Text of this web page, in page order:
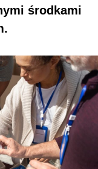
środkami